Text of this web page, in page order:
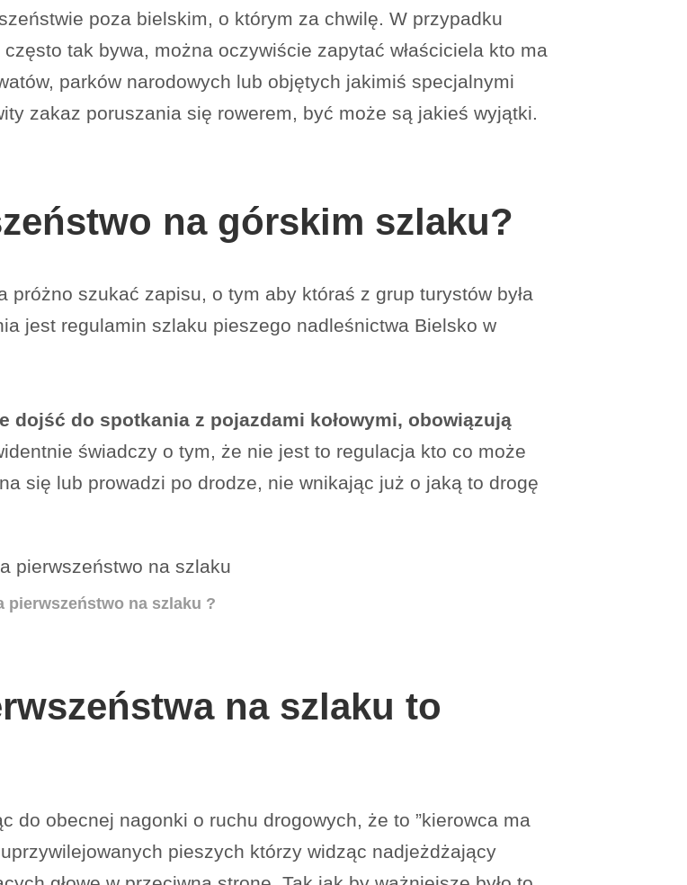
poza bielskim, o którym za chwilę. W przypadku
tak bywa, można oczywiście zapytać właściciela kto ma
parków narodowych lub objętych jakimiś specjalnymi
zakaz poruszania się rowerem, być może są jakieś wyjątki.
na górskim szlaku?
szukać zapisu, o tym aby któraś z grup turystów była
jest regulamin szlaku pieszego nadleśnictwa Bielsko w
dojść do spotkania z pojazdami kołowymi, obowiązują
świadczy o tym, że nie jest to regulacja kto co może
się lub prowadzi po drodze, nie wnikając już o jaką to drogę
pierwszeństwo na szlaku ?
na szlaku to
do obecnej nagonki o ruchu drogowych, że to ”kierowca ma
pieszych którzy widząc nadjeżdżający